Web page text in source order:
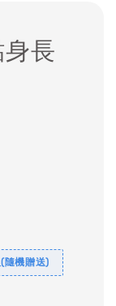
長
隨機贈送)